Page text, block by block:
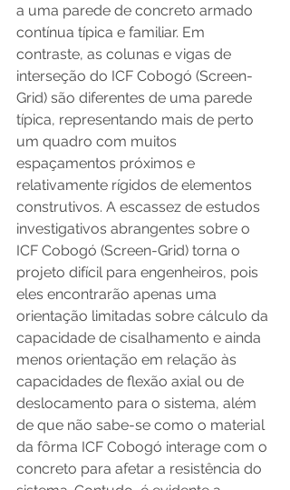
a uma parede de concreto armado
contínua típica e familiar. Em
contraste, as colunas e vigas de
interseção do ICF Cobogó (Screen-
Grid) são diferentes de uma parede
típica, representando mais de perto
um quadro com muitos
espaçamentos próximos e
relativamente rígidos de elementos
construtivos. A escassez de estudos
investigativos abrangentes sobre o
ICF Cobogó (Screen-Grid) torna o
projeto difícil para engenheiros, pois
eles encontrarão apenas uma
orientação limitadas sobre cálculo da
capacidade de cisalhamento e ainda
menos orientação em relação às
capacidades de flexão axial ou de
deslocamento para o sistema, além
de que não sabe-se como o material
da fôrma ICF Cobogó interage com o
concreto para afetar a resistência do